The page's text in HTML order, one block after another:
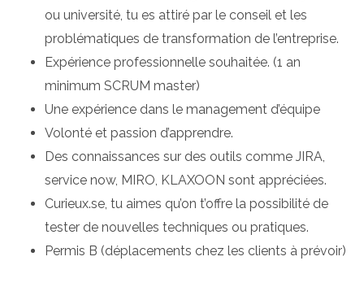
ou université, tu es attiré par le conseil et les
problématiques de transformation de l’entreprise.
Expérience professionnelle souhaitée. (1 an
minimum SCRUM master)
Une expérience dans le management d’équipe
Volonté et passion d’apprendre.
Des connaissances sur des outils comme JIRA,
service now, MIRO, KLAXOON sont appréciées.
Curieux.se, tu aimes qu’on t’offre la possibilité de
tester de nouvelles techniques ou pratiques.
Permis B (déplacements chez les clients à prévoir)